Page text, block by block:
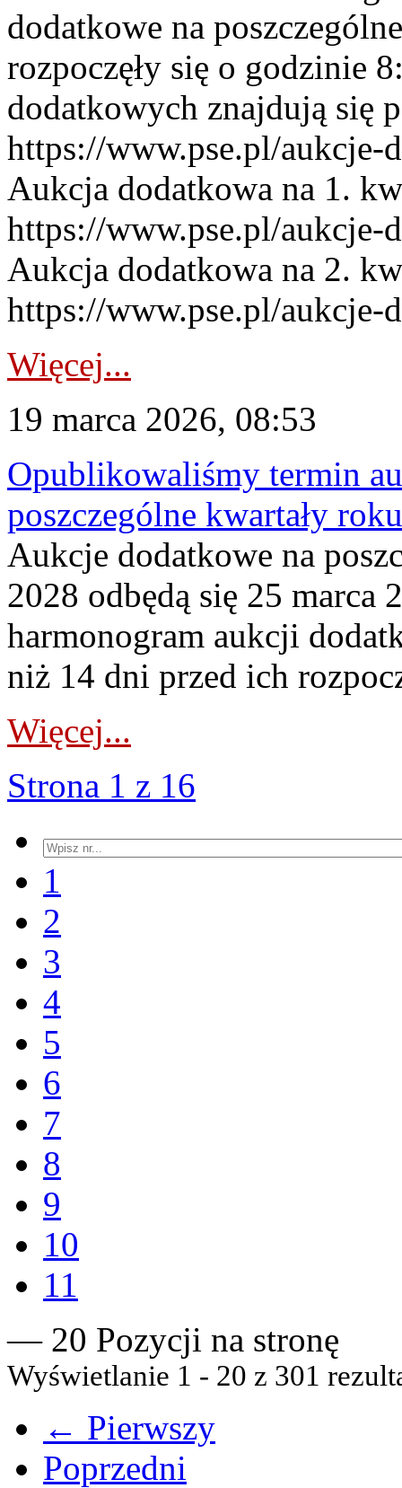
dodatkowe na
rozpoczęły się o godzinie
dodatkowych znajdują się
https://www.pse.pl/
Aukcja dodatkowa na 1.
https://www.pse.pl/
Aukcja dodatkowa na 2.
https://www.pse.pl/aukcje-
Więcej...
19 marca 2026, 08:53
Opublikowaliśmy termin
poszczególne kwartały
Aukcje dodatkowe na
2028 odbędą się 25 marca
harmonogram aukcji
niż 14 dni przed ich
Więcej...
Strona 1 z 16
1
2
3
4
5
6
7
8
9
10
11
— 20 Pozycji na stronę
Wyświetlanie 1 - 20 z 301
← Pierwszy
Poprzedni